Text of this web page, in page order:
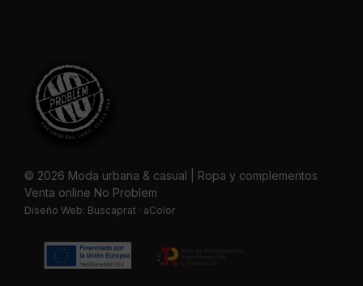
© 2026 Moda urbana & casual | Ropa y complementos
Venta online No Problem
Diseño Web: Buscaprat · aColor